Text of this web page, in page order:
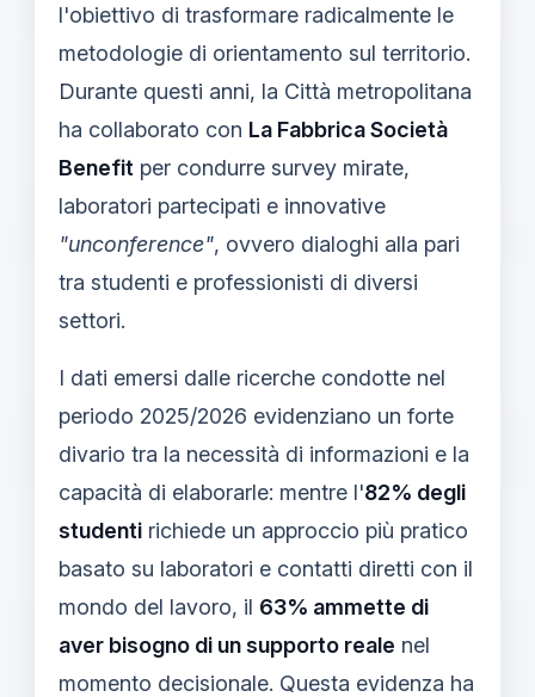
l'obiettivo di trasformare radicalmente le
metodologie di orientamento sul territorio.
Durante questi anni, la Città metropolitana
ha collaborato con La Fabbrica Società
Benefit per condurre survey mirate,
laboratori partecipati e innovative
"unconference", ovvero dialoghi alla pari
tra studenti e professionisti di diversi
settori.
I dati emersi dalle ricerche condotte nel
periodo 2025/2026 evidenziano un forte
divario tra la necessità di informazioni e la
capacità di elaborarle: mentre l'82% degli
studenti richiede un approccio più pratico
basato su laboratori e contatti diretti con il
mondo del lavoro, il 63% ammette di
aver bisogno di un supporto reale nel
momento decisionale. Questa evidenza ha